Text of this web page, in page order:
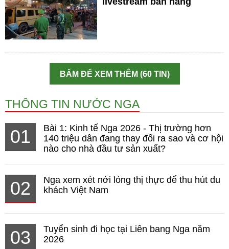
BẤM ĐỂ XEM THÊM (60 TIN)
THÔNG TIN NƯỚC NGA
01
Bài 1: Kinh tế Nga 2026 - Thị trường hơn
140 triệu dân đang thay đổi ra sao và cơ hội
nào cho nhà đầu tư sản xuất?
02
Nga xem xét nới lỏng thị thực để thu hút du
khách Việt Nam
03
Tuyển sinh đi học tại Liên bang Nga năm
2026